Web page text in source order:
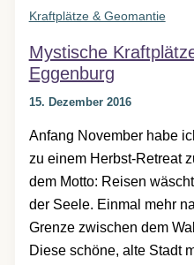
Kraftplätze & Geomantie
Mystische
Eggenburg
15. Dezember 2016
Anfang November habe
zu einem Herbst-Retreat
dem Motto: Reisen
der Seele. Einmal mehr
Grenze zwischen dem
Diese schöne, alte Stadt